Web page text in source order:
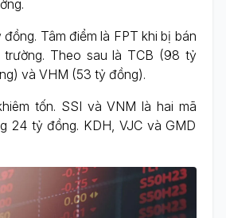
Tâm điểm là FPT khi bị bán
Theo sau là TCB (98 tỷ
và VHM (53 tỷ đồng).
tốn. SSI và VNM là hai mã
24 tỷ đồng. KDH, VJC và GMD